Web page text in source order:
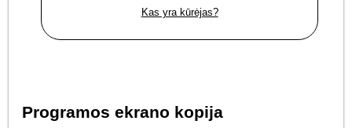
Kas yra kūrėjas?
Programos ekrano kopija